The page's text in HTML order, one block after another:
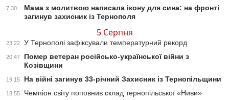
7:30
Мама з молитвою написала ікону для сина: на фронті
загинув захисник із Тернополя
5 Серпня
23:22 У Тернополі зафіксували температурний рекорд
20:47
Помер ветеран російсько-української війни з
Козівщини
19:15 На війні загинув 33-річний Захисник із Тернопільщини
18:55 Чемпіон світу поповнив склад тернопільської «Ниви»